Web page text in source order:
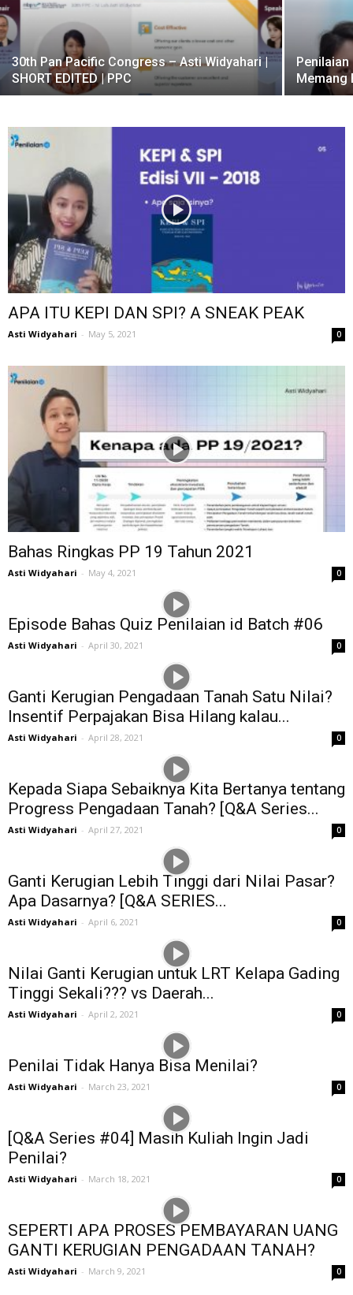
30th Pan Pacific Congress – Asti Widyahari |
SHORT EDITED | PPC
Penilaian
Memang
APA ITU KEPI DAN SPI? A SNEAK PEAK
Asti Widyahari - May 5, 2021 0
Bahas Ringkas PP 19 Tahun 2021
Asti Widyahari - May 4, 2021 0
Episode Bahas Quiz Penilaian id Batch #06
Asti Widyahari - April 30, 2021 0
Ganti Kerugian Pengadaan Tanah Satu Nilai?
Insentif Perpajakan Bisa Hilang kalau...
Asti Widyahari - April 28, 2021 0
Kepada Siapa Sebaiknya Kita Bertanya tentang
Progress Pengadaan Tanah? [Q&A Series...
Asti Widyahari - April 27, 2021 0
Ganti Kerugian Lebih Tinggi dari Nilai Pasar?
Apa Dasarnya? [Q&A SERIES...
Asti Widyahari - April 6, 2021 0
Nilai Ganti Kerugian untuk LRT Kelapa Gading
Tinggi Sekali??? vs Daerah...
Asti Widyahari - April 2, 2021 0
Penilai Tidak Hanya Bisa Menilai?
Asti Widyahari - March 23, 2021 0
[Q&A Series #04] Masih Kuliah Ingin Jadi
Penilai?
Asti Widyahari - March 18, 2021 0
SEPERTI APA PROSES PEMBAYARAN UANG
GANTI KERUGIAN PENGADAAN TANAH?
Asti Widyahari - March 9, 2021 0